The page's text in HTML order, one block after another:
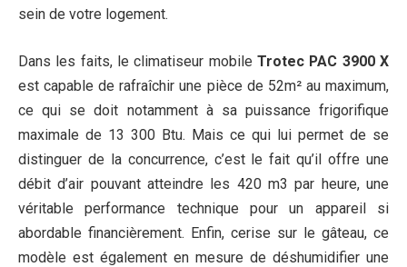
sein de votre logement.
Dans les faits, le climatiseur mobile Trotec PAC 3900 X
est capable de rafraîchir une pièce de 52m² au maximum,
ce qui se doit notamment à sa puissance frigorifique
maximale de 13 300 Btu. Mais ce qui lui permet de se
distinguer de la concurrence, c’est le fait qu’il offre une
débit d’air pouvant atteindre les 420 m3 par heure, une
véritable performance technique pour un appareil si
abordable financièrement. Enfin, cerise sur le gâteau, ce
modèle est également en mesure de déshumidifier une